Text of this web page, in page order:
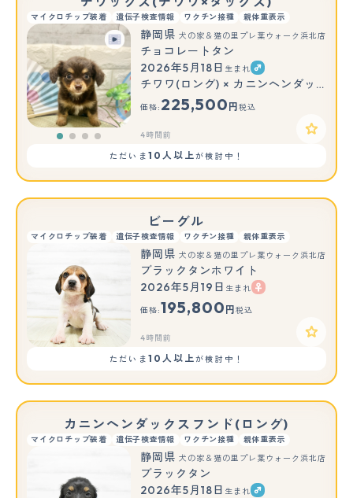
マイクロチップ装着 遺伝子検査情報 ワクチン接種 親体重表示
静岡県 犬の家＆猫の里プレ葉ウォーク浜北店
チョコレートタン
2026年5月18日 生まれ
チワワ(ロング) × カニンヘンダックスフンド(ロング)
価格: 225,500 円 税込
4時間前
ただいま 10人以上が検討中！
ビーグル
マイクロチップ装着 遺伝子検査情報 ワクチン接種 親体重表示
静岡県 犬の家＆猫の里プレ葉ウォーク浜北店
ブラックタンホワイト
2026年5月19日 生まれ
価格:195,800 円 税込
4時間前
ただいま 10人以上が検討中！
カニンヘンダックスフンド(ロング)
マイクロチップ装着 遺伝子検査情報 ワクチン接種 親体重表示
静岡県 犬の家＆猫の里プレ葉ウォーク浜北店
ブラックタン
2026年5月18日 生まれ